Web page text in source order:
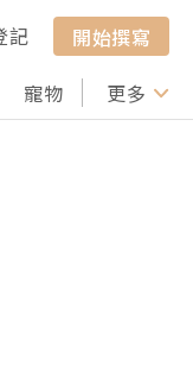
記
開始撰寫
寵物 行山 打卡
更多